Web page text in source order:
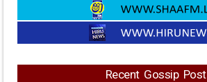
Recent Gossip Post